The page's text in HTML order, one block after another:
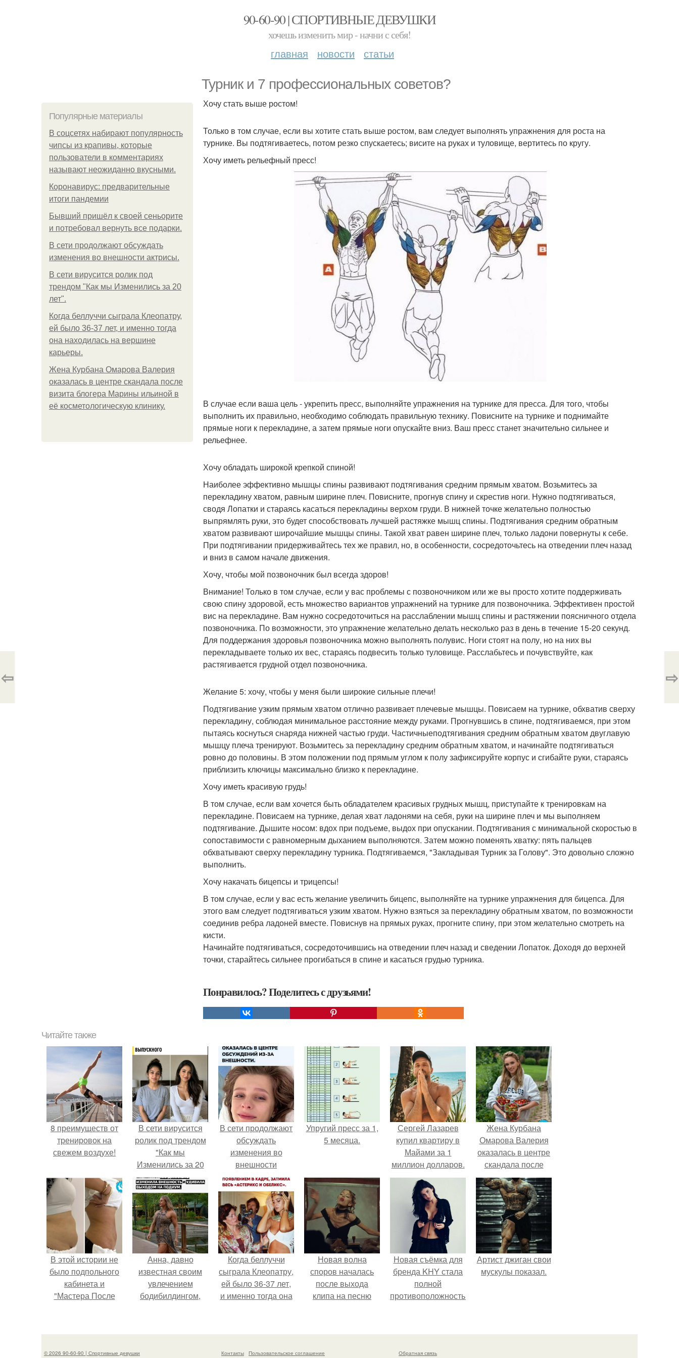
90-60-90 | СПОРТИВНЫЕ ДЕВУШКИ
хочешь изменить мир - начни с себя!
главная новости статьи
Турник и 7 профессиональных советов?
Популярные материалы
В соцсетях набирают популярность
чипсы из крапивы, которые
пользователи в комментариях
называют неожиданно вкусными.
Коронавирус: предварительные
итоги пандемии
Бывший пришёл к своей сеньорите
и потребовал вернуть все подарки.
В сети продолжают обсуждать
изменения во внешности актрисы.
В сети вирусится ролик под
трендом "Как мы Изменились за 20
лет".
Когда беллуччи сыграла Клеопатру,
ей было 36-37 лет, и именно тогда
она находилась на вершине
карьеры.
Жена Курбана Омарова Валерия
оказалась в центре скандала после
визита блогера Марины ильиной в
её косметологическую клинику.
Хочу стать выше ростом!
Только в том случае, если вы хотите стать выше ростом, вам следует выполнять упражнения для роста на
турнике. Вы подтягиваетесь, потом резко спускаетесь; висите на руках и туловище, вертитесь по кругу.
Хочу иметь рельефный пресс!
В случае если ваша цель - укрепить пресс, выполняйте упражнения на турнике для пресса. Для того, чтобы
выполнить их правильно, необходимо соблюдать правильную технику. Повисните на турнике и поднимайте
прямые ноги к перекладине, а затем прямые ноги опускайте вниз. Ваш пресс станет значительно сильнее и
рельефнее.
Хочу обладать широкой крепкой спиной!
Наиболее эффективно мышцы спины развивают подтягивания средним прямым хватом. Возьмитесь за
перекладину хватом, равным ширине плеч. Повисните, прогнув спину и скрестив ноги. Нужно подтягиваться,
сводя Лопатки и стараясь касаться перекладины верхом груди. В нижней точке желательно полностью
выпрямлять руки, это будет способствовать лучшей растяжке мышц спины. Подтягивания средним обратным
хватом развивают широчайшие мышцы спины. Такой хват равен ширине плеч, только ладони повернуты к себе.
При подтягивании придерживайтесь тех же правил, но, в особенности, сосредоточьтесь на отведении плеч назад
и вниз в самом начале движения.
Хочу, чтобы мой позвоночник был всегда здоров!
Внимание! Только в том случае, если у вас проблемы с позвоночником или же вы просто хотите поддерживать
свою спину здоровой, есть множество вариантов упражнений на турнике для позвоночника. Эффективен простой
вис на перекладине. Вам нужно сосредоточиться на расслаблении мышц спины и растяжении поясничного отдела
позвоночника. По возможности, это упражнение желательно делать несколько раз в день в течение 15-20 секунд.
Для поддержания здоровья позвоночника можно выполнять полувис. Ноги стоят на полу, но на них вы
перекладываете только их вес, стараясь подвесить только туловище. Расслабьтесь и почувствуйте, как
растягивается грудной отдел позвоночника.
Желание 5: хочу, чтобы у меня были широкие сильные плечи!
Подтягивание узким прямым хватом отлично развивает плечевые мышцы. Повисаем на турнике, обхватив сверху
перекладину, соблюдая минимальное расстояние между руками. Прогнувшись в спине, подтягиваемся, при этом
пытаясь коснуться снаряда нижней частью груди. Частичныеподтягивания средним обратным хватом двуглавую
мышцу плеча тренируют. Возьмитесь за перекладину средним обратным хватом, и начинайте подтягиваться
ровно до половины. В этом положении под прямым углом к полу зафиксируйте корпус и сгибайте руки, стараясь
приблизить ключицы максимально близко к перекладине.
Хочу иметь красивую грудь!
В том случае, если вам хочется быть обладателем красивых грудных мышц, приступайте к тренировкам на
перекладине. Повисаем на турнике, делая хват ладонями на себя, руки на ширине плеч и мы выполняем
подтягивание. Дышите носом: вдох при подъеме, выдох при опускании. Подтягивания с минимальной скоростью в
сопоставимости с равномерным дыханием выполняются. Затем можно поменять хватку: пять пальцев
обхватывают сверху перекладину турника. Подтягиваемся, "Закладывая Турник за Голову". Это довольно сложно
выполнить.
Хочу накачать бицепсы и трицепсы!
В том случае, если у вас есть желание увеличить бицепс, выполняйте на турнике упражнения для бицепса. Для
этого вам следует подтягиваться узким хватом. Нужно взяться за перекладину обратным хватом, по возможности
соединив ребра ладоней вместе. Повиснув на прямых руках, прогните спину, при этом желательно смотреть на
кисти.
Начинайте подтягиваться, сосредоточившись на отведении плеч назад и сведении Лопаток. Доходя до верхней
точки, старайтесь сильнее прогибаться в спине и касаться грудью турника.
Понравилось? Поделитесь с друзьями!
⇦ ⇨
Читайте также
8 преимуществ от
тренировок на
свежем воздухе!
В сети вирусится
ролик под трендом
"Как мы
Изменились за 20
лет".
В сети продолжают
обсуждать
изменения во
внешности
актрисы.
Упругий пресс за 1,
5 месяца.
Сергей Лазарев
купил квартиру в
Майами за 1
миллион долларов.
Жена Курбана
Омарова Валерия
оказалась в центре
скандала после
визита блогера
Марины ильиной в
её
косметологическую
клинику.
В этой истории не
было подпольного
кабинета и
"Мастера После
Анна, давно
известная своим
увлечением
бодибилдингом,
в роли модели.
Когда беллуччи
сыграла Клеопатру,
ей было 36-37 лет,
и именно тогда она
Новая волна
споров началась
после выхода
клипа на песню
Новая съёмка для
бренда KHY стала
полной
противоположностью
ассоциировалась
Артист джиган свои
мускулы показал.
© 2026 90-60-90 | Спортивные девушки Контакты Пользовательское соглашение Обратная связь